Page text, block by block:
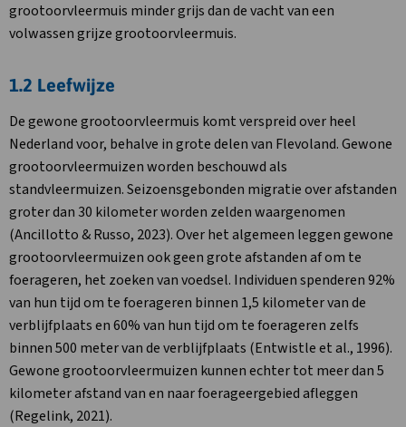
grootoorvleermuis minder grijs dan de vacht van een
volwassen grijze grootoorvleermuis.
1.2 Leefwijze
De gewone grootoorvleermuis komt verspreid over heel
Nederland voor, behalve in grote delen van Flevoland. Gewone
grootoorvleermuizen worden beschouwd als
standvleermuizen. Seizoensgebonden migratie over afstanden
groter dan 30 kilometer worden zelden waargenomen
(Ancillotto & Russo, 2023). Over het algemeen leggen gewone
grootoorvleermuizen ook geen grote afstanden af om te
foerageren, het zoeken van voedsel. Individuen spenderen 92%
van hun tijd om te foerageren binnen 1,5 kilometer van de
verblijfplaats en 60% van hun tijd om te foerageren zelfs
binnen 500 meter van de verblijfplaats (Entwistle et al., 1996).
Gewone grootoorvleermuizen kunnen echter tot meer dan 5
kilometer afstand van en naar foerageergebied afleggen
(Regelink, 2021).